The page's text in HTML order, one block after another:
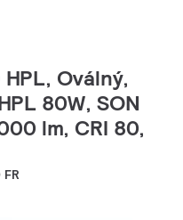
Oválný,
80W, SON
lm, CRI 80,